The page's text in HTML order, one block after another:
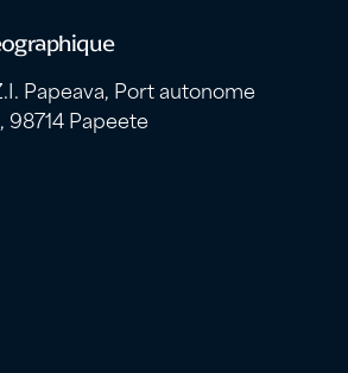
Papeava, Port autonome
Papeete